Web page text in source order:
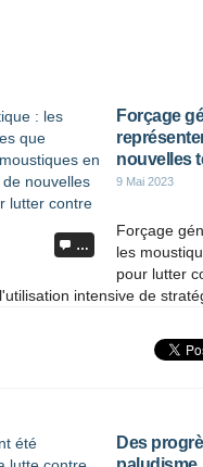
…
Forçage
nouvelles
9 Mai 2023
Forçage
les
pour lutter
intensive de
Des